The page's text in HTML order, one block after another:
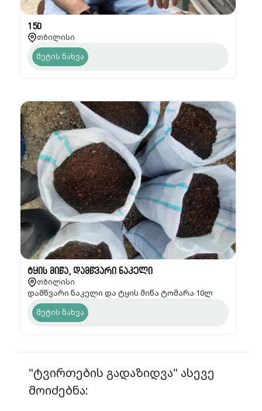
150
თბილისი
მეტის ნახვა
ტყის მიწა, დამწვარი ნაკელი
თბილისი
დამწვარი ნაკელი და ტყის მიწა ტომარა 10ლ
მეტის ნახვა
"ტვირთების გადაზიდვა" ასევე
მოიძებნა: